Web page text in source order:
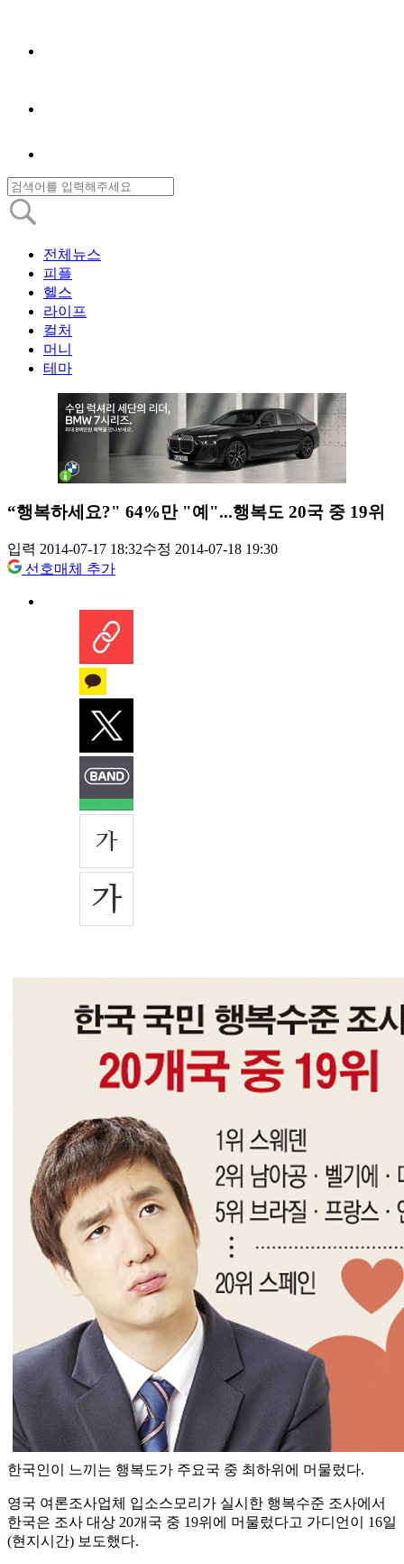
전체뉴스
피플
헬스
라이프
컬처
머니
테마
“행복하세요?" 64%만 "예"...행복도 20국 중 19위
입력 2014-07-17 18:32수정 2014-07-18 19:30
선호매체 추가
한국인이 느끼는 행복도가 주요국 중 최하위에 머물렀다.
영국 여론조사업체 입소스모리가 실시한 행복수준 조사에서
한국은 조사 대상 20개국 중 19위에 머물렀다고 가디언이 16일
(현지시간) 보도했다.